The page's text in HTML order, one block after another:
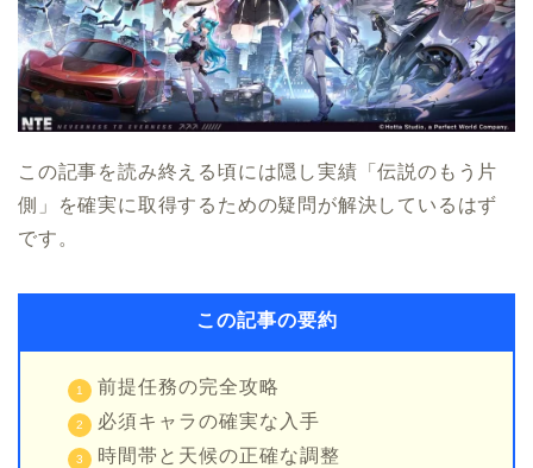
この記事を読み終える頃には隠し実績「伝説のもう片
側」を確実に取得するための疑問が解決しているはず
です。
この記事の要約
前提任務の完全攻略
必須キャラの確実な入手
時間帯と天候の正確な調整